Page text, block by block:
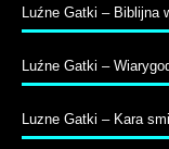
Luźne Gatki – Biblijna
Luźne Gatki –
Luzne Gatki – Kara